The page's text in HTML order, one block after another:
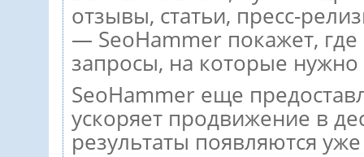
отзывы, статьи, пресс-
— SeoHammer покажет,
запросы, на которые
SeoHammer еще
ускоряет продвижение в
результаты появляются